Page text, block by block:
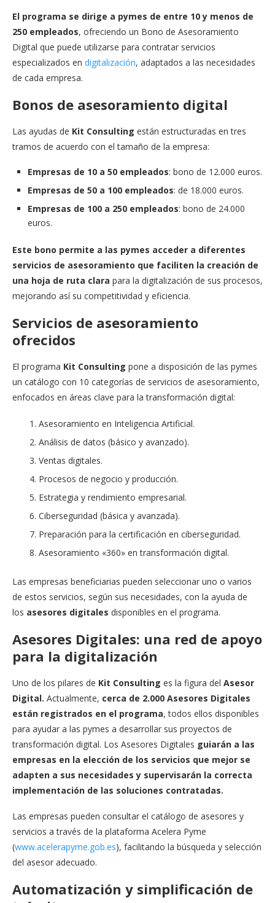
El programa se dirige a pymes de entre 10 y menos de
250 empleados, ofreciendo un Bono de Asesoramiento
Digital que puede utilizarse para contratar servicios
especializados en digitalización, adaptados a las necesidades
de cada empresa.
Bonos de asesoramiento digital
Las ayudas de Kit Consulting están estructuradas en tres
tramos de acuerdo con el tamaño de la empresa:
Empresas de 10 a 50 empleados: bono de 12.000 euros.
Empresas de 50 a 100 empleados: de 18.000 euros.
Empresas de 100 a 250 empleados: bono de 24.000
euros.
Este bono permite a las pymes acceder a diferentes
servicios de asesoramiento que faciliten la creación de
una hoja de ruta clara para la digitalización de sus procesos,
mejorando así su competitividad y eficiencia.
Servicios de asesoramiento
ofrecidos
El programa Kit Consulting pone a disposición de las pymes
un catálogo con 10 categorías de servicios de asesoramiento,
enfocados en áreas clave para la transformación digital:
Asesoramiento en Inteligencia Artificial.
Análisis de datos (básico y avanzado).
Ventas digitales.
Procesos de negocio y producción.
Estrategia y rendimiento empresarial.
Ciberseguridad (básica y avanzada).
Preparación para la certificación en ciberseguridad.
Asesoramiento «360» en transformación digital.
Las empresas beneficiarias pueden seleccionar uno o varios
de estos servicios, según sus necesidades, con la ayuda de
los asesores digitales disponibles en el programa.
Asesores Digitales: una red de apoyo
para la digitalización
Uno de los pilares de Kit Consulting es la figura del Asesor
Digital. Actualmente, cerca de 2.000 Asesores Digitales
están registrados en el programa, todos ellos disponibles
para ayudar a las pymes a desarrollar sus proyectos de
transformación digital. Los Asesores Digitales guiarán a las
empresas en la elección de los servicios que mejor se
adapten a sus necesidades y supervisarán la correcta
implementación de las soluciones contratadas.
Las empresas pueden consultar el catálogo de asesores y
servicios a través de la plataforma Acelera Pyme
(www.acelerapyme.gob.es), facilitando la búsqueda y selección
del asesor adecuado.
Automatización y simplificación de